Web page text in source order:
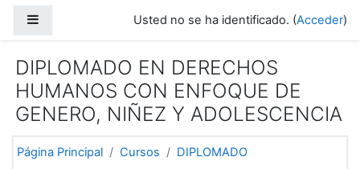
Usted no se ha identificado. (Acceder)
DIPLOMADO EN DERECHOS
HUMANOS CON ENFOQUE DE
GENERO, NIÑEZ Y ADOLESCENCIA
Página Principal Cursos
DIPLOMADO